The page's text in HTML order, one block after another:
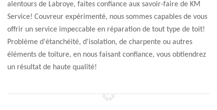
alentours de Labroye, faites confiance aux savoir-faire de KM
Service! Couvreur expérimenté, nous sommes capables de vous
offrir un service impeccable en réparation de tout type de toit!
Problème d'étanchéité, d'isolation, de charpente ou autres
éléments de toiture, en nous faisant confiance, vous obtiendrez
un résultat de haute qualité!